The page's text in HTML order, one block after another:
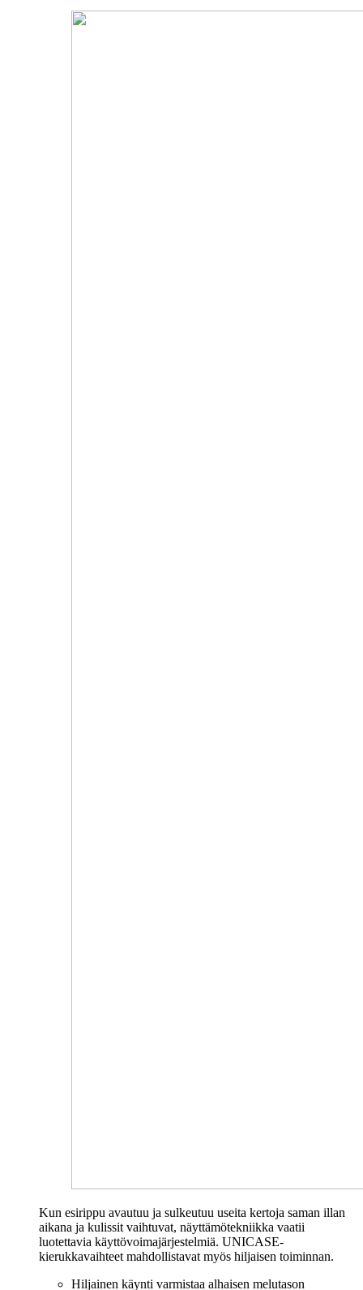
Kun esirippu avautuu ja sulkeutuu useita kertoja saman illan
aikana ja kulissit vaihtuvat, näyttämötekniikka vaatii
luotettavia käyttövoimajärjestelmiä. UNICASE-
kierukkavaihteet mahdollistavat myös hiljaisen toiminnan.
Hiljainen käynti varmistaa alhaisen melutason